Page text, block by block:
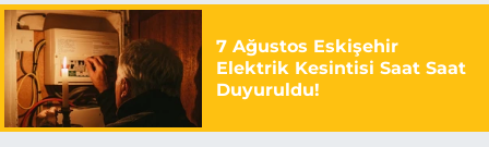
7 Ağustos Eskişehir
Elektrik Kesintisi Saat Saat
Duyuruldu!